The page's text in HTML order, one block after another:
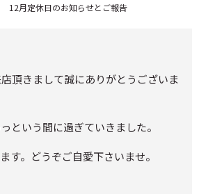
12月定休日のお知らせとご報告
頂きまして誠にありがとうございま
という間に過ぎていきました。
す。どうぞご自愛下さいませ。